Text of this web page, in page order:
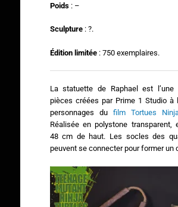
Poids: –
Sculpture : ?.
Édition limitée: 750 exemplaires.
La statuette de Raphael est l’une
pièces créées par Prime 1 Studio à
personnages du film Tortues
Réalisée en polystone transparent,
48 cm de haut. Les socles des
peuvent se connecter pour former un